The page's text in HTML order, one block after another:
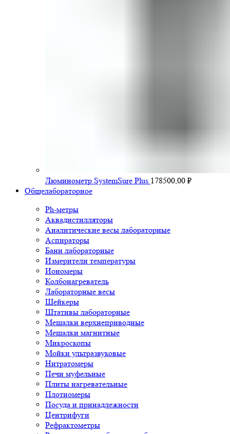
Люминометр SystemSure Plus 178500,00 ₽
Общелабораторное
Ph-метры
Аквадистилляторы
Аналитические весы лабораторные
Аспираторы
Бани лабораторные
Измерители температуры
Иономеры
Колбонагреватель
Лабораторные весы
Шейкеры
Штативы лабораторные
Мешалки верхнеприводные
Мешалки магнитные
Микроскопы
Мойки ультразвуковые
Нитратомеры
Печи муфельные
Плиты нагревательные
Плотномеры
Посуда и принадлежности
Центрифуги
Рефрактометры